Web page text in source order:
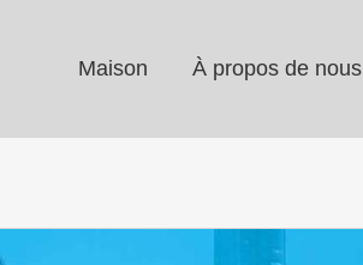
Maison À propos de nous